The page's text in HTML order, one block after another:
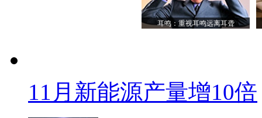
耳鸣：重视耳鸣远离耳聋
11月新能源产量增10倍